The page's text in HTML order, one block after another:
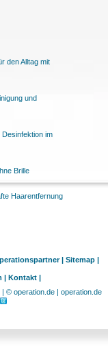
den Alltag mit
und
im
Brille
Haarentfernung
| Sitemap |
| Kontakt |
© operation.de | operation.de